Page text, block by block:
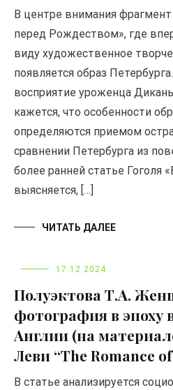
В центре внимания
перед Рождеством», где
виду художественное
появляется образ
восприятие уроженца
кажется, что особенности
определяются приемом
сравнении Петербурга из
более ранней статье Гоголя
выясняется, […]
ЧИТАТЬ ДАЛЕЕ
17.12.2024
Полуэктова Т.А.
фотография в эпоху
Англии (на
Леви “The Romance
В статье анализируется